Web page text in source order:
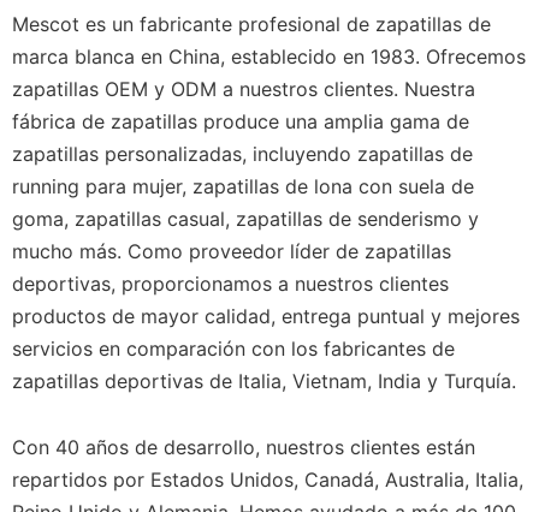
Mescot es un fabricante profesional de zapatillas de
marca blanca en China, establecido en 1983. Ofrecemos
zapatillas OEM y ODM a nuestros clientes. Nuestra
fábrica de zapatillas produce una amplia gama de
zapatillas personalizadas, incluyendo zapatillas de
running para mujer, zapatillas de lona con suela de
goma, zapatillas casual, zapatillas de senderismo y
mucho más. Como proveedor líder de zapatillas
deportivas, proporcionamos a nuestros clientes
productos de mayor calidad, entrega puntual y mejores
servicios en comparación con los fabricantes de
zapatillas deportivas de Italia, Vietnam, India y Turquía.
Con 40 años de desarrollo, nuestros clientes están
repartidos por Estados Unidos, Canadá, Australia, Italia,